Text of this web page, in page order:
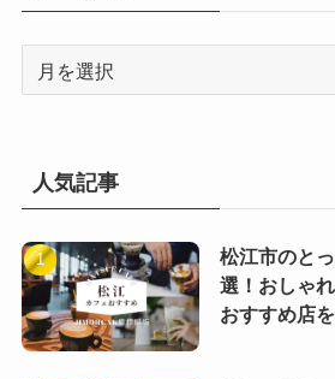
ー
ブ人気記事
松江市のと
選！おしゃ
おすすめ店